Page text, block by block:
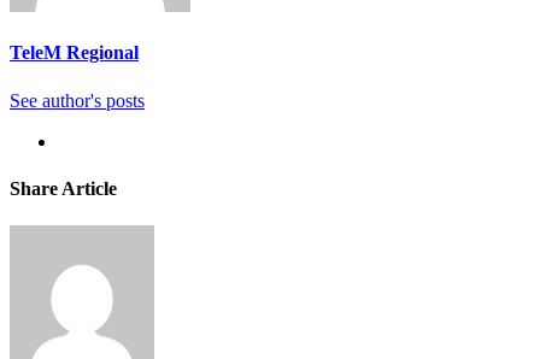
TeleM Regional
See author's posts
Share Article